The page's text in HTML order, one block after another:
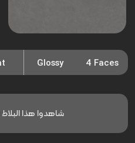
4 Faces
Glossy
شاهدوا هذا